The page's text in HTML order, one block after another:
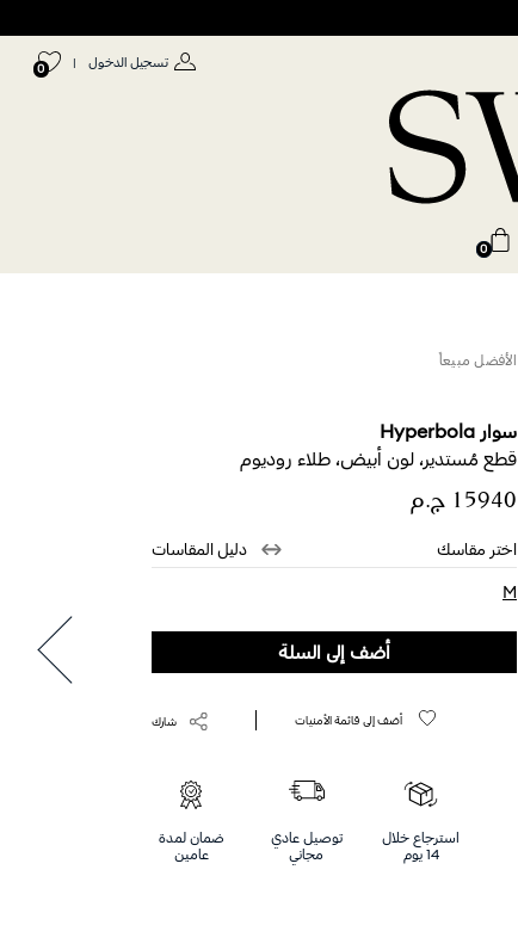
تسجيل الدخول |
0
0
الأفضل مبيعاً
سوار Hyperbola
قطع مُستدير، لون أبيض، طلاء روديوم
اختر مقاسك
دليل المقاسات
M
أضف إلى السلة
أضف إلى قائمة الأمنيات شارك
استرجاع خلال
14 يوم
توصيل عادي
مجاني
ضمان لمدة
عامين